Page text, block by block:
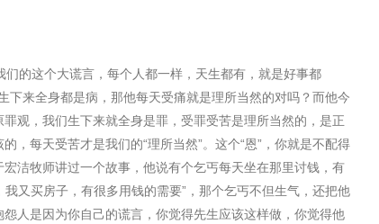
的这个大谎言，每个人都一样，天生都有，就是好事都
来全身都是病，那他每天受痛就是理所当然的对吗？而他今
观，我们生下来就全身是罪，受罪受苦是理所当然的，是正
，每天受苦才是我们的“理所当然”。这个“恩” ，你就是不配得
洁牧师讲过一个故事，他说有个乞丐每天坐在那里讨钱，有
我又买房子，有很多用钱的需要” ，那个乞丐不但生气，还把他
人是因为你自己的谎言，你觉得先生应该这样做，你觉得他